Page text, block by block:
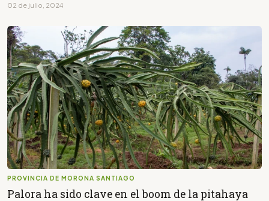
02 de julio, 2024
PROVINCIA DE MORONA SANTIAGO
Palora ha sido clave en el boom de la pitahaya